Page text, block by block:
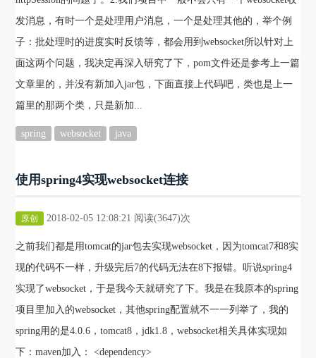
发消息，有时一个是处理用户消息，一个是处理其他的，举个例
子：批处理时的进度实时反馈等，都会用到websocket所以针对上
面这两个问题，我决定再深入研究了下，pom文件还是参考上一篇
文章里的，并没有新加入jar包，下面直接上代码吧，类也是上一
篇里的那两个类，只是新加...
spring websocket java
使用spring4实现websocket连接
原创 2018-02-05 12:08:21 阅读(3647)次
之前我们都是用tomcat的jar包去实现websocket，因为tomcat7和8实
现的代码不一样，升级完后7的代码无法在8下报错。听说spring4
实现了websocket，于是我今天就研究了下。我是在我原本的spring
项目里加入的websocket，其他spring配置就不一一列举了，我的
spring用的是4.0.6，tomcat8，jdk1.8，websocket相关具体实现如
下：maven加入： <dependency>